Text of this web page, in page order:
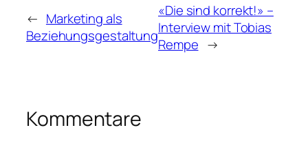
← Marketing als
Beziehungsgestaltung
«Die sind korrekt!» –
Interview mit Tobias
Rempe →
Kommentare